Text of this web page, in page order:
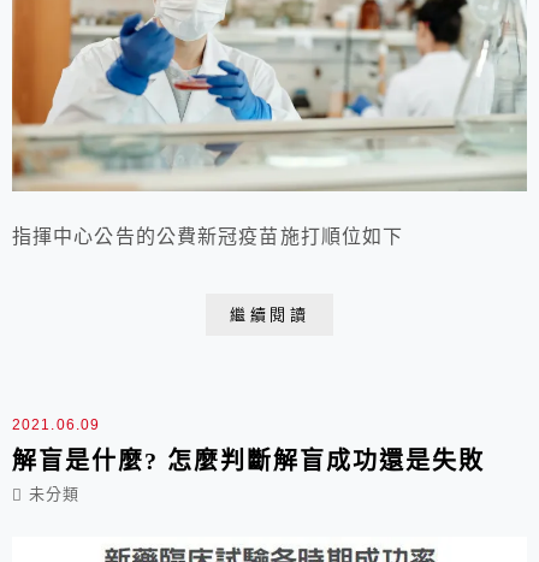
指揮中心公告的公費新冠疫苗施打順位如下
繼續閱讀
2021.06.09
解盲是什麼? 怎麼判斷解盲成功還是失敗
未分類